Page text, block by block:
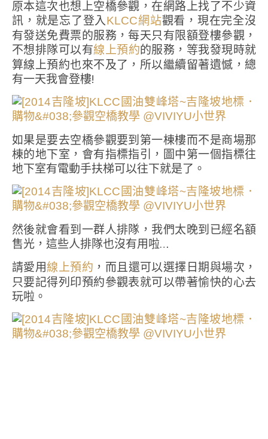
原本這次也想上空橋參觀，在網路上找了不少資
訊，就是忘了登入KLCC網站觀看，現在完全沒
有發送免費票的服務，每天只有限額登樓參觀，
不想排隊可以有線上預約的服務，等我發現時就
算線上預約也來不及了，所以繼續留著遺憾，總
有一天我會登樓!
如果是要去空橋參觀要到第一棟樓而不是商場那
棟的地下室，會有指標指引，圖中第一個指標往
地下室有電動手扶梯可以往下就是了。
然後就會看到一群人排隊，我們太晚到已經名額
售光，這些人排隊也沒有用啦…
請愛用線上預約 ，而且還可以選擇日期與場次，
只要記得列印預約參觀表就可以帶著愉快的心去
玩啦。